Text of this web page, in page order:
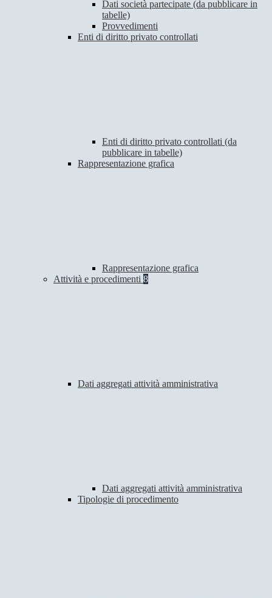
Dati società partecipate (da pubblicare in
tabelle)
Provvedimenti
Enti di diritto privato controllati
Enti di diritto privato controllati (da
pubblicare in tabelle)
Rappresentazione grafica
Rappresentazione grafica
Attività e procedimenti 8
Dati aggregati attività amministrativa
Dati aggregati attività amministrativa
Tipologie di procedimento